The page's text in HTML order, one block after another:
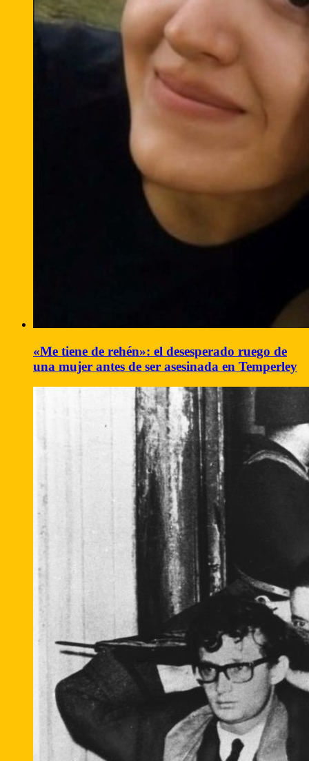
«Me tiene de rehén»: el desesperado ruego de
una mujer antes de ser asesinada en Temperley